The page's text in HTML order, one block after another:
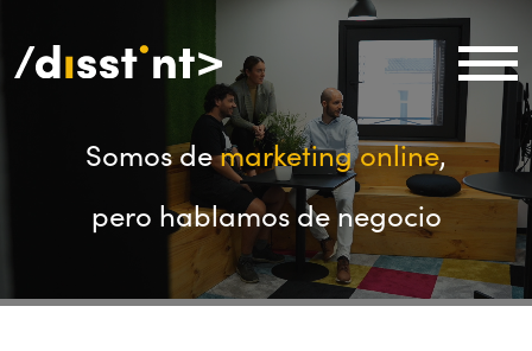
Somos demarketing online,
pero hablamos de negocio